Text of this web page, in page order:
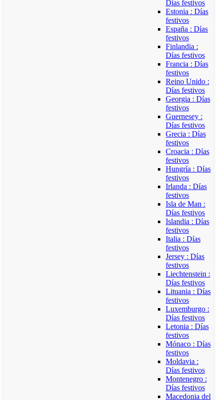
Días festivos
Estonia : Días
festivos
España : Días
festivos
Finlandia :
Días festivos
Francia : Días
festivos
Reino Unido :
Días festivos
Georgia : Días
festivos
Guernesey :
Días festivos
Grecia : Días
festivos
Croacia : Días
festivos
Hungría : Días
festivos
Irlanda : Días
festivos
Isla de Man :
Días festivos
Islandia : Días
festivos
Italia : Días
festivos
Jersey : Días
festivos
Liechtenstein :
Días festivos
Lituania : Días
festivos
Luxemburgo :
Días festivos
Letonia : Días
festivos
Mónaco : Días
festivos
Moldavia :
Días festivos
Montenegro :
Días festivos
Macedonia del